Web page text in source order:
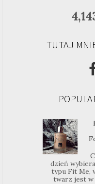
TUTAJ
dzień
typu Fit Me,
twarz jest w